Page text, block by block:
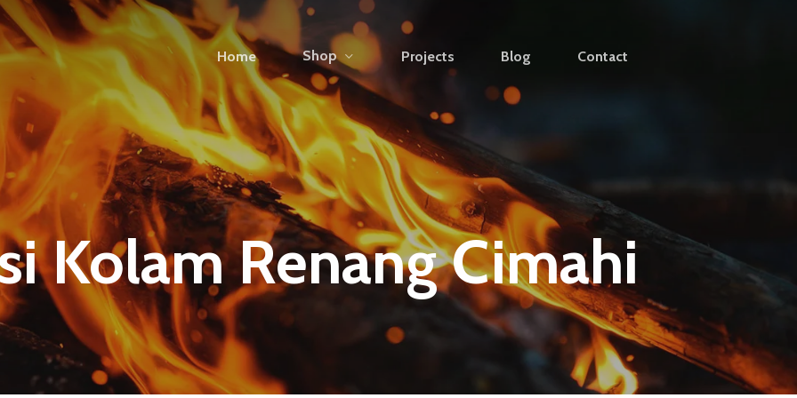
Home Shop Projects Blog Contact
Kolam Renang Cimahi